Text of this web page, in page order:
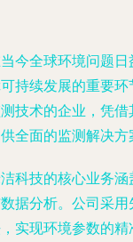
今全球环境问题
持续发展的重要
技术的企业，凭
全面的监测解决方
科技的核心业务
据分析。公司采
实现环境参数的